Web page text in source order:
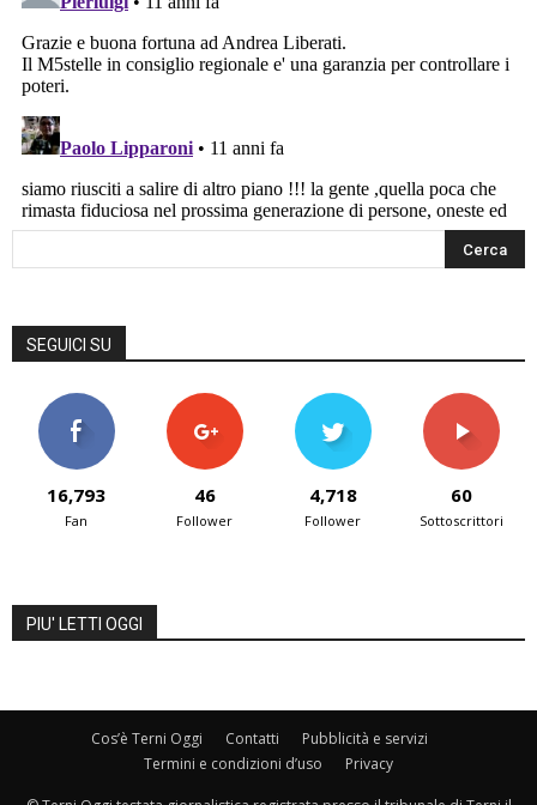
SEGUICI SU
16,793
Fan
46
Follower
4,718
Follower
60
Sottoscrittori
PIU' LETTI OGGI
Cos’è Terni Oggi Contatti
Pubblicità e servizi
Termini e condizioni d’uso
Privacy